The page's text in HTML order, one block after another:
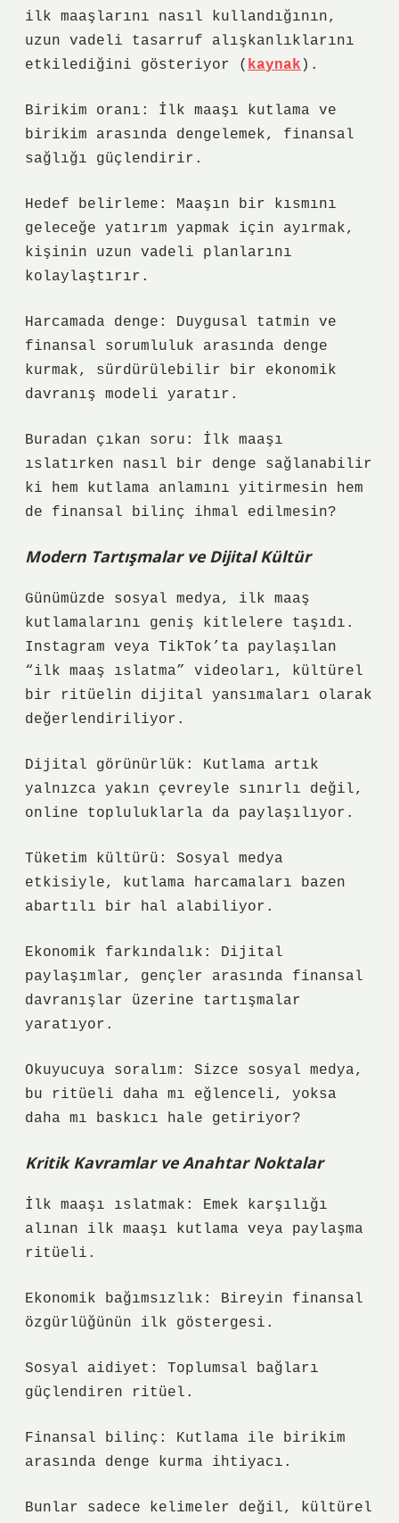
ilk maaşlarını nasıl kullandığının,
uzun vadeli tasarruf alışkanlıklarını
etkilediğini gösteriyor ( kaynak ).
Birikim oranı: İlk maaşı kutlama ve
birikim arasında dengelemek, finansal
sağlığı güçlendirir.
Hedef belirleme: Maaşın bir kısmını
geleceğe yatırım yapmak için ayırmak,
kişinin uzun vadeli planlarını
kolaylaştırır.
Harcamada denge: Duygusal tatmin ve
finansal sorumluluk arasında denge
kurmak, sürdürülebilir bir ekonomik
davranış modeli yaratır.
Buradan çıkan soru: İlk maaşı
ıslatırken nasıl bir denge sağlanabilir
ki hem kutlama anlamını yitirmesin hem
de finansal bilinç ihmal edilmesin?
Modern Tartışmalar ve Dijital Kültür
Günümüzde sosyal medya, ilk maaş
kutlamalarını geniş kitlelere taşıdı.
Instagram veya TikTok’ta paylaşılan
“ilk maaş ıslatma” videoları, kültürel
bir ritüelin dijital yansımaları olarak
değerlendiriliyor.
Dijital görünürlük: Kutlama artık
yalnızca yakın çevreyle sınırlı değil,
online topluluklarla da paylaşılıyor.
Tüketim kültürü: Sosyal medya
etkisiyle, kutlama harcamaları bazen
abartılı bir hal alabiliyor.
Ekonomik farkındalık: Dijital
paylaşımlar, gençler arasında finansal
davranışlar üzerine tartışmalar
yaratıyor.
Okuyucuya soralım: Sizce sosyal medya,
bu ritüeli daha mı eğlenceli, yoksa
daha mı baskıcı hale getiriyor?
Kritik Kavramlar ve Anahtar Noktalar
İlk maaşı ıslatmak : Emek karşılığı
alınan ilk maaşı kutlama veya paylaşma
ritüeli.
Ekonomik bağımsızlık: Bireyin finansal
özgürlüğünün ilk göstergesi.
Sosyal aidiyet: Toplumsal bağları
güçlendiren ritüel.
Finansal bilinç: Kutlama ile birikim
arasında denge kurma ihtiyacı.
Bunlar sadece kelimeler değil, kültürel